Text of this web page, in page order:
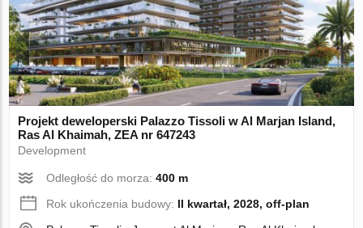
Projekt deweloperski Palazzo Tissoli w Al Marjan Island,
Ras Al Khaimah, ZEA nr 647243
Development
Odległość do morza:400 m
Rok ukończenia budowy: II kwartał, 2028, off-plan